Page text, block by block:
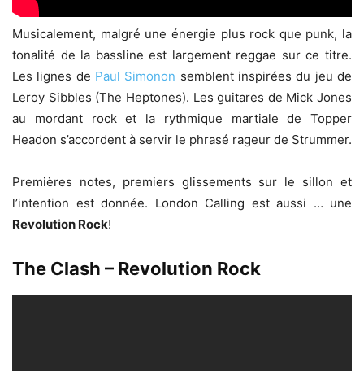
Musicalement, malgré une énergie plus rock que punk, la
tonalité de la bassline est largement reggae sur ce titre.
Les lignes de Paul Simonon semblent inspirées du jeu de
Leroy Sibbles (The Heptones). Les guitares de Mick Jones
au mordant rock et la rythmique martiale de Topper
Headon s’accordent à servir le phrasé rageur de Strummer.
Premières notes, premiers glissements sur le sillon et
l’intention est donnée. London Calling est aussi … une
Revolution Rock!
The Clash – Revolution Rock